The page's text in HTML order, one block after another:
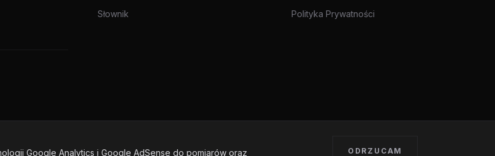
Słownik Polityka Prywatności
Google Analytics i Google AdSense do pomiarów oraz ODRZUCAM